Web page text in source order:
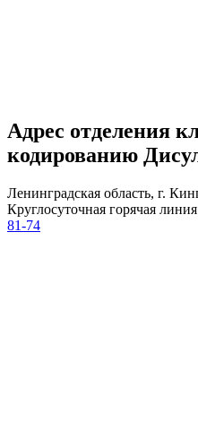
Адрес отделения
кодированию
Ленинградская область, г.
Круглосуточная горячая
81-74